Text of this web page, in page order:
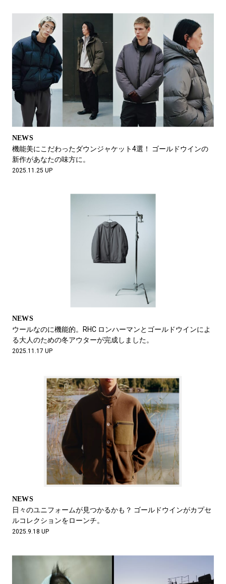
NEWS
機能美にこだわったダウンジャケット4選！ ゴールドウインの
新作があなたの味方に。
2025.11.25 UP
NEWS
ウールなのに機能的。RHC ロンハーマンとゴールドウインによ
る大人のための冬アウターが完成しました。
2025.11.17 UP
NEWS
日々のユニフォームが見つかるかも？ ゴールドウインがカプセ
ルコレクションをローンチ。
2025.9.18 UP